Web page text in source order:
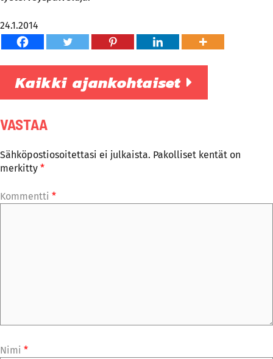
24.1.2014
Kaikki ajankohtaiset
VASTAA
Sähköpostiosoitettasi ei julkaista. Pakolliset kentät on
merkitty *
Kommentti *
Nimi *